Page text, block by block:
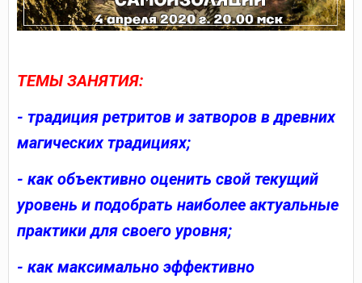
ТЕМЫ ЗАНЯТИЯ:
- традиция ретритов и затворов в древних
магических традициях;
- как объективно оценить свой текущий
уровень и подобрать наиболее актуальные
практики для своего уровня;
- как максимально эффективно